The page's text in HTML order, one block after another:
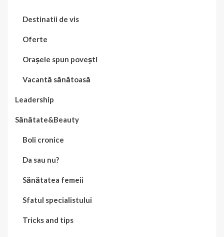
Destinatii de vis
Oferte
Orașele spun povești
Vacantă sănătoasă
Leadership
Sănătate&Beauty
Boli cronice
Da sau nu?
Sănătatea femeii
Sfatul specialistului
Tricks and tips